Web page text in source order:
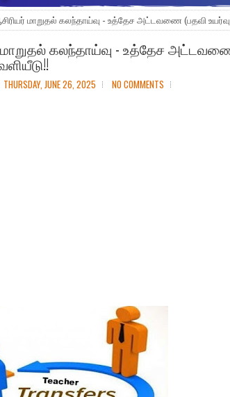
மாறுதல் கலந்தாய்வு - உத்தேச அட்டவணை (பதவி
மாறுதல் கலந்தாய்வு - உத்தேச
THURSDAY, JUNE 26, 2025 NO COMMENTS